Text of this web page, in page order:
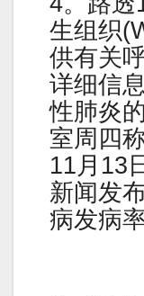
生组织
供有关
详细信
性肺炎
室周四
11月13
新闻发
病发病